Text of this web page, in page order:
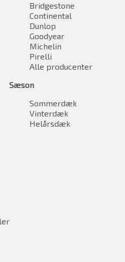
Bridgestone
Continental
Dunlop
Goodyear
Michelin
Pirelli
Alle producenter
Sæson
Sommerdæk
Vinterdæk
Helårsdæk